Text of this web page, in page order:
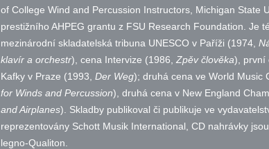
of College Wind and Percussion Instructors, Michigan State
prestižního AHPEG grantu z FSU Research Foundation. Je
mezinárodní skladatelská tribuna UNESCO v Paříži (1974,
klavír a orchestr), cena Intervize (1986, Zpěv člověka), první
Kafky v Praze (1993, Der Weg); druhá cena ve World Music
for Winds and Percussion), druhá cena v New England
and Airplanes). Skladby publikoval či publikuje ve
reprezentovány Schott Musik International, CD nahrávky
legno-Qualiton.